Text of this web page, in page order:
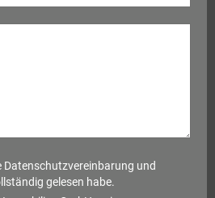
Datenschutzvereinbarung und
gelesen habe.